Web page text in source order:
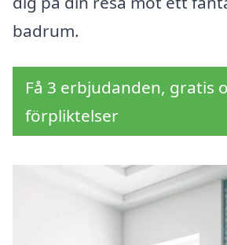
badrum.
Få 3 erbjudanden, gratis
förpliktelser